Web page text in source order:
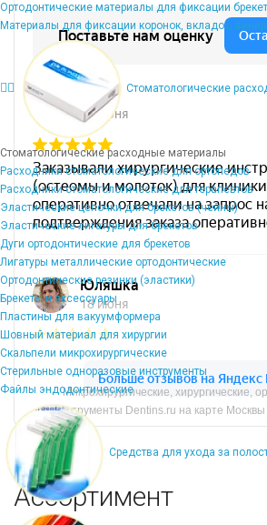
Ортодонтические материалы для фиксации
Материалы для фиксации коронок, вкладок,
Стоматологические
Стоматологические расходные материалы
Расходники стоматологические для ортопедов
Расходники стоматологические для терапевтов
Эластические цепочки для брекетов (чейны)
Эластические лигатуры для брекетов
Дуги ортодонтические для брекетов
Лигатуры металлические ортодонтические
Ортодонтические резинки (эластики)
Брекеты и аксессуары
Пластины для вакуумформера
Шовный материал для хирургии
Скальпели микрохирургические
Стерильные одноразовые инструменты
Файлы эндодонтические
Средства для ухода за
Микрохирургические, хирургические,
инструменты Dentins.ru на карте
Ассортимент